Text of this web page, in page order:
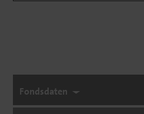
Fondsdaten